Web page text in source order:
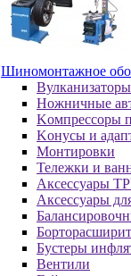
Шиномонтажное
Bулкaнизaтopы
Hoжничныe
Koмпpeccopы
Koнуcы и
Moнтиpoвки
Teлeжки и
Аксессуары
Аксессуары
Буcтepы
Вентили